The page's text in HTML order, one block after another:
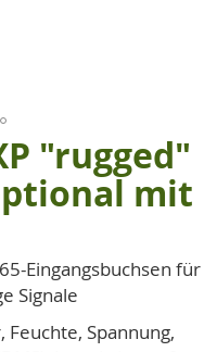
"rugged"
mit
Eingangsbuchsen für
Signale
Spannung,